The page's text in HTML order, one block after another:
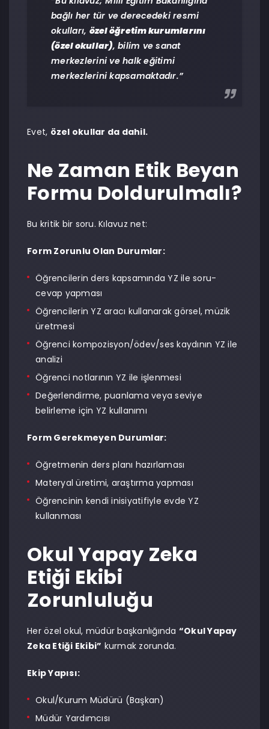
bağlı her tür ve derecedeki resmi
okulları, özel öğretim kurumlarını
(özel okullar), bilim ve sanat
merkezlerini ve halk eğitimi
merkezlerini kapsamaktadır.”
Evet, özel okullar da dahil.
Ne Zaman Etik Beyan
Formu Doldurulmalı?
Bu kritik bir soru. Kılavuz net:
Form Zorunlu Olan Durumlar:
Öğrencilerin ders kapsamında YZ ile soru-
cevap yapması
Öğrencilerin YZ aracı kullanarak görsel, müzik
üretmesi
Öğrenci kompozisyon/ödev/ses kaydının YZ ile
analizi
Öğrenci notlarının YZ ile işlenmesi
Değerlendirme, puanlama veya seviye
belirleme için YZ kullanımı
Form Gerekmeyen Durumlar:
Öğretmenin ders planı hazırlaması
Materyal üretimi, araştırma yapması
Öğrencinin kendi inisiyatifiyle evde YZ
kullanması
Okul Yapay Zeka
Etiği Ekibi
Zorunluluğu
Her özel okul, müdür başkanlığında “Okul Yapay
Zeka Etiği Ekibi” kurmak zorunda.
Ekip Yapısı:
Okul/Kurum Müdürü (Başkan)
Müdür Yardımcısı